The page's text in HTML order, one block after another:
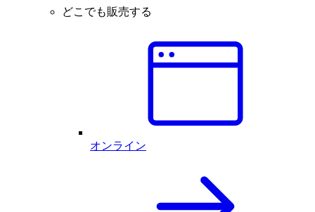
どこでも販売する
オンライン